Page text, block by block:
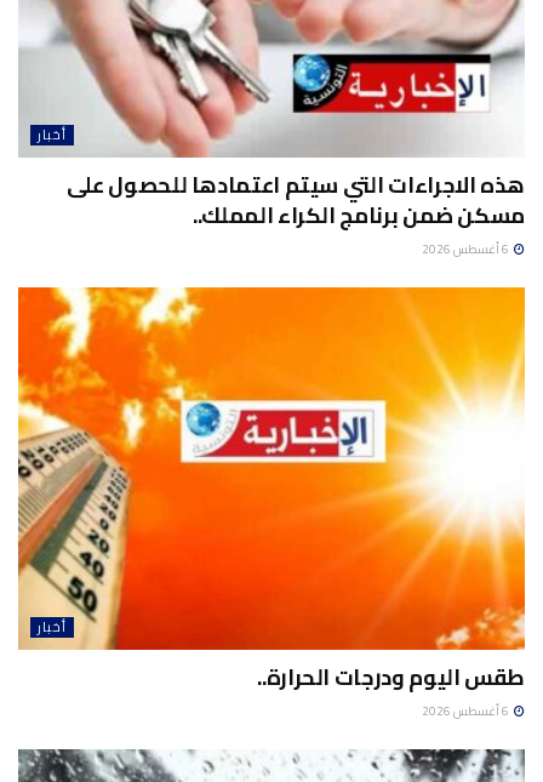
أخبار
هذه الاجراءات التي سيتم اعتمادها للحصول على
مسكن ضمن برنامج الكراء المملك..
أخبار
طقس اليوم ودرجات الحرارة..